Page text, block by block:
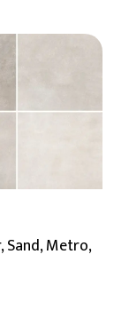
Sand, Metro,